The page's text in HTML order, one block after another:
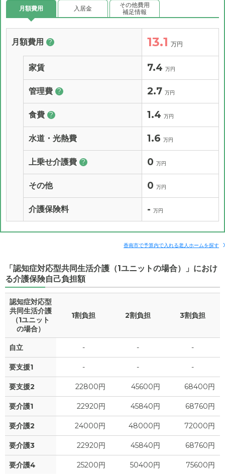
月額費用 入居金
その他費用
補足情報
月額費用 ? 13.1 万円
家賃 7.4 万円
管理費 ? 2.7 万円
食費 ? 1.4 万円
水道・光熱費 1.6 万円
上乗せ介護費 ? 0 万円
その他 0 万円
介護保険料 - 万円
香南市で予算内で入れる老人ホームを探す
「認知症対応型共同生活介護（1ユニットの場合）」におけ
る介護保険自己負担額
認知症対応型
共同生活介護
（1ユニット
の場合）
1割負担 2割負担 3割負担
自立 - - -
要支援1 - - -
要支援2 22800円 45600円 68400円
要介護1 22920円 45840円 68760円
要介護2 24000円 48000円 72000円
要介護3 22920円 45840円 68760円
要介護4 25200円 50400円 75600円